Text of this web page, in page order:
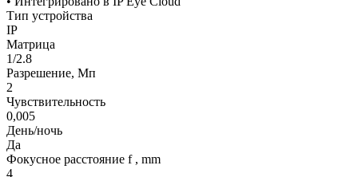
Тип устройства
IP
Матрица
1/2.8
Разрешение, Мп
2
Чувствительность
0,005
День/ночь
Да
Фокусное расстояние f , mm
4